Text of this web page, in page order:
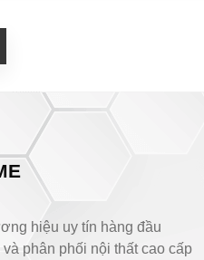
hiệu uy tín hàng đầu
phân phối nội thất cao cấp